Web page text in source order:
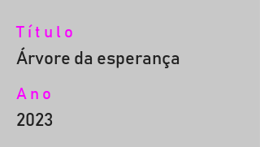
Título
Árvore da esperança
Ano
2023